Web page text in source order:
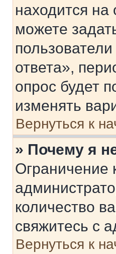
находится на
можете
ответа»,
опрос будет
изменять
Вернуться к
» Почему я
Ограничение
количество
свяжитесь с
Вернуться к